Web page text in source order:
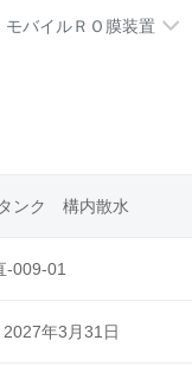
モバイルＲＯ膜装置
ンク 構内散水
-009-01
年3月31日